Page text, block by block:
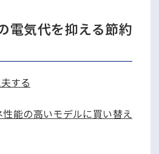
電気代を抑える節約
する
性能の高いモデルに買い替え